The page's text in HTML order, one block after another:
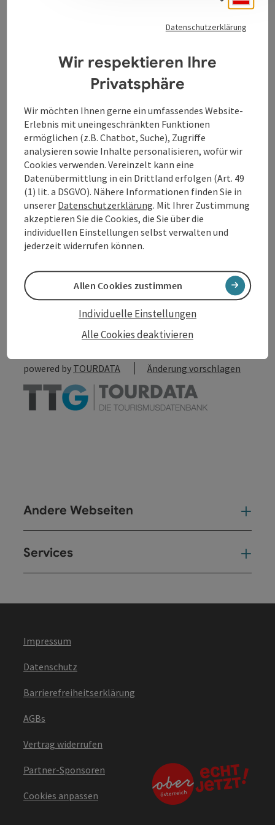
Kontakt
Anreise/Lage
Barrierefreiheit
Beitrag merken
zum Merkzettel
PDF erstellen
Beitrag drucken
powered by TOURDATA Änderung vorschlagen
Andere Webseiten
Services
Impressum
Datenschutz
Barrierefreiheitserklärung
AGBs
Vertrag widerrufen
Partner-Sponsoren
Cookies anpassen
Datenschutzerklärung
Wir respektieren Ihre
Privatsphäre
Wir möchten Ihnen gerne ein umfassendes Website-
Erlebnis mit uneingeschränkten Funktionen
ermöglichen (z.B. Chatbot, Suche), Zugriffe
analysieren sowie Inhalte personalisieren, wofür wir
Cookies verwenden. Vereinzelt kann eine
Datenübermittlung in ein Drittland erfolgen (Art. 49
(1) lit. a DSGVO). Nähere Informationen finden Sie in
unserer Datenschutzerklärung. Mit Ihrer Zustimmung
akzeptieren Sie die Cookies, die Sie über die
individuellen Einstellungen selbst verwalten und
jederzeit widerrufen können.
Alle Cookies deaktivieren
Individuelle Einstellungen
Allen Cookies zustimmen